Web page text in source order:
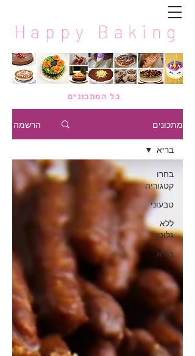
Happy Baking
כל המתכונים
מתכונים הרשמה
בחרו
קטגוריה
טבעוני
ללא
גלוטן
בריא
בריא